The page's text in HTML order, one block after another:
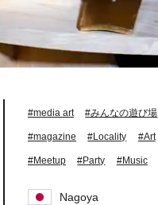
#media art #みんなの遊び場
#magazine #Locality #Art
#Meetup #Party #Music
Nagoya